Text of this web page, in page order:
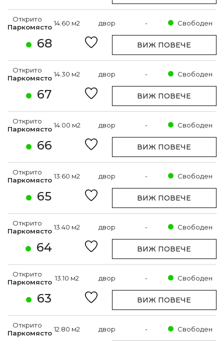
68
Открито
Паркомясто 14.60 м2 двор - Свободен
ВИЖ ПОВЕЧЕ
67
Открито
Паркомясто 14.30 м2 двор - Свободен
ВИЖ ПОВЕЧЕ
66
Открито
Паркомясто 14.00 м2 двор - Свободен
ВИЖ ПОВЕЧЕ
65
Открито
Паркомясто 13.60 м2 двор - Свободен
ВИЖ ПОВЕЧЕ
64
Открито
Паркомясто 13.40 м2 двор - Свободен
ВИЖ ПОВЕЧЕ
63
Открито
Паркомясто 13.10 м2 двор - Свободен
ВИЖ ПОВЕЧЕ
Открито
Паркомясто 12.80 м2 двор - Свободен